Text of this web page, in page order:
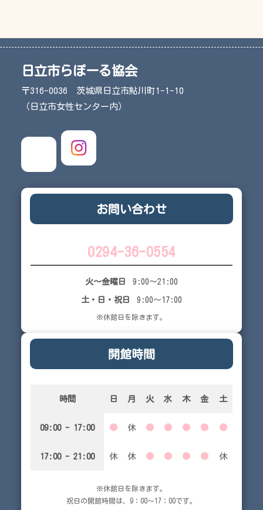
日立市らぽーる協会
〒316-0036 茨城県日立市鮎川町1-1-10
（日立市女性センター内）
お問い合わせ
0294-36-0554
火～金曜日 9:00～21:00
土・日・祝日 9:00～17:00
※休館日を除きます。
開館時間
時間 日 月 火 水 木 金 土
09:00 - 17:00 ● 休 ● ● ● ● ●
17:00 - 21:00 休 休 ● ● ● ● 休
※休館日を除きます。
祝日の開館時間は、9：00～17：00です。